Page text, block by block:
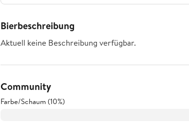
Bierbeschreibung
Aktuell keine Beschreibung verfügbar.
Community
Farbe/Schaum (10%)